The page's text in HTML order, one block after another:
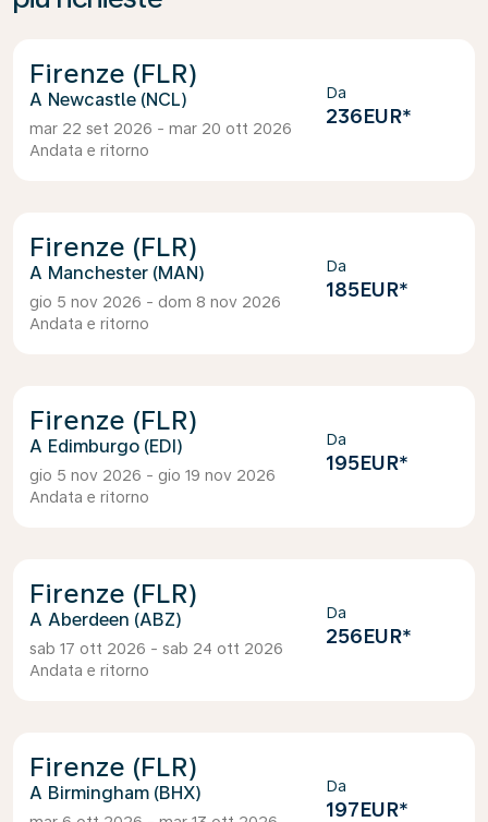
Firenze (FLR)
Newcastle (NCL)
mar 22 set 2026 - mar 20 ott 2026
Andata e ritorno
Da
236EUR*
Firenze (FLR)
Manchester (MAN)
gio 5 nov 2026 - dom 8 nov 2026
Andata e ritorno
Da
185EUR*
Firenze (FLR)
Edimburgo (EDI)
gio 5 nov 2026 - gio 19 nov 2026
Andata e ritorno
Da
195EUR*
Firenze (FLR)
Aberdeen (ABZ)
sab 17 ott 2026 - sab 24 ott 2026
Andata e ritorno
Da
256EUR*
Firenze (FLR)
Birmingham (BHX) Da
197EUR*